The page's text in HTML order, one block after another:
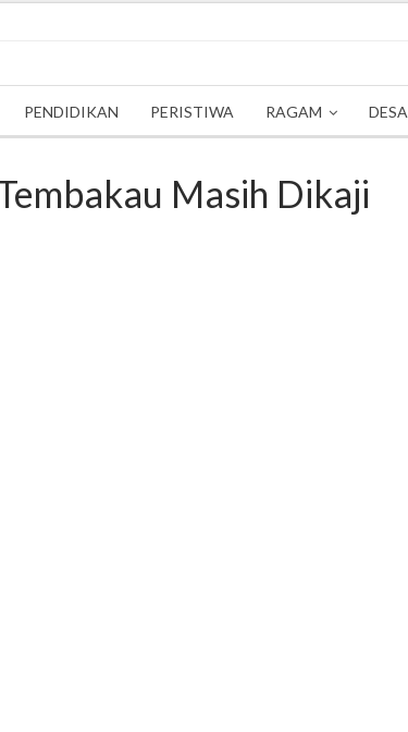
PENDIDIKAN PERISTIWA RAGAM DESA
Masih Dikaji